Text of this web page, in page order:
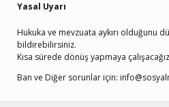
Yasal Uyarı
Hukuka ve mevzuata aykırı olduğunu
bildirebilirsiniz.
Kısa sürede dönüş yapmaya
Ban ve Diğer sorunlar için: